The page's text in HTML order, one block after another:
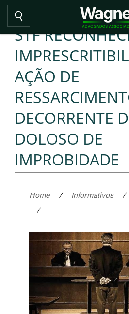
STF
AÇÃO DE
DECORRENTE
DOLOSO DE
IMPROBIDADE
Home / Informativos /
/